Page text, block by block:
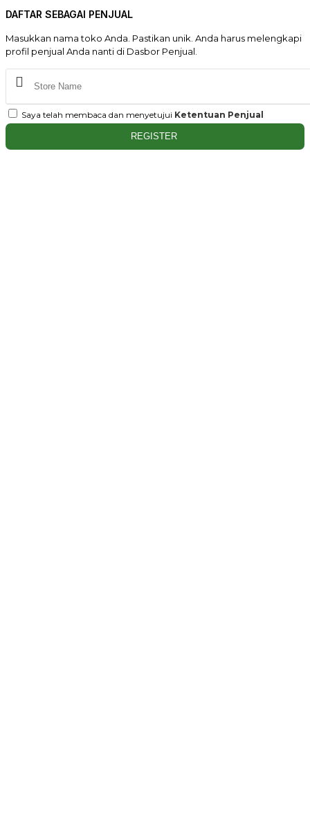
DAFTAR SEBAGAI PENJUAL
Masukkan nama toko Anda. Pastikan unik. Anda harus melengkapi
profil penjual Anda nanti di Dasbor Penjual.
Saya telah membaca dan menyetujui Ketentuan Penjual
REGISTER